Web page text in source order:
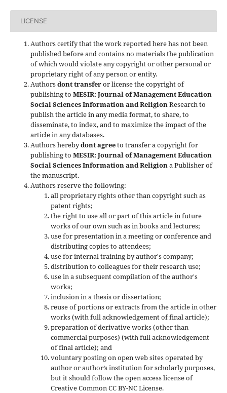
LICENSE
Authors certify that the work reported here has not been
published before and contains no materials the publication
of which would violate any copyright or other personal or
proprietary right of any person or entity.
Authorsdont transferor license the copyright of
publishing to MESIR: Journal of Management Education
Social Sciences Information and ReligionResearch to
publish the article in any media format, to share, to
disseminate, to index, and to maximize the impact of the
article in any databases.
Authors herebydont agreeto transfer a copyright for
publishing to MESIR: Journal of Management Education
Social Sciences Information and Religiona Publisher of
the manuscript.
Authors reserve the following:
all proprietary rights other than copyright such as
patent rights;
the right to use all or part of this article in future
works of our own such as in books and lectures;
use for presentation in a meeting or conference and
distributing copies to attendees;
use for internal training by author's company;
distribution to colleagues for their research use;
use in a subsequent compilation of the author's
works;
inclusion in a thesis or dissertation;
reuse of portions or extracts from the article in other
works (with full acknowledgement of final article);
preparation of derivative works (other than
commercial purposes) (with full acknowledgement
of final article); and
voluntary posting on open web sites operated by
author or author’s institution for scholarly purposes,
but it should follow the open access license of
Creative Common CC BY-NC License.